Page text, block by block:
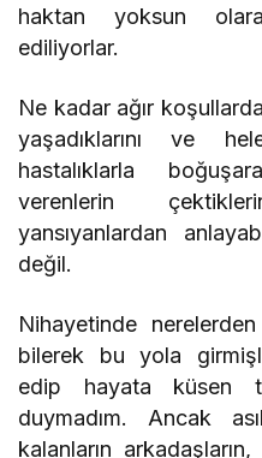
haktan yoksun
ediliyorlar.
Ne kadar ağır
yaşadıklarını ve
hastalıklarla
verenlerin
yansıyanlardan
değil.
Nihayetinde
bilerek bu yola
edip hayata küsen
duymadım. Ancak
kalanların